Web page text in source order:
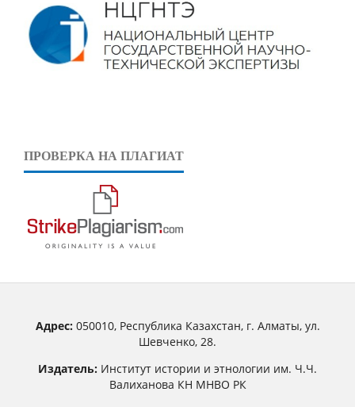
ПРОВЕРКА НА ПЛАГИАТ
Адрес:050010, Республика Казахстан, г. Алматы, ул.
Шевченко, 28.
Издатель: Институт истории и этнологии им. Ч.Ч.
Валиханова КН МНВО РК